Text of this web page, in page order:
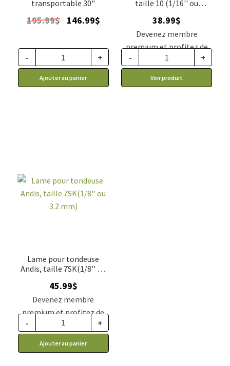
transportable 30"
195.99$ Le
était :
195.99$.
146.99$Le
est :
146.99$.
- +
Ajouter au panier
taille 10 (1/16'' ou
38.99$
Devenez membre
premium et profitez de
ce prix rabais : 32.17$ CA
- +
Voir produit
Lame pour tondeuse
Andis, taille 7SK(1/8'' ou
45.99$
Devenez membre
premium et profitez de
ce prix rabais : 37.94$ CA
- +
Ajouter au panier